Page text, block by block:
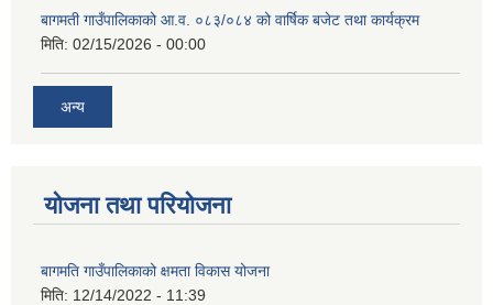
बागमती गाउँपालिकाको आ.व. ०८३/०८४ को वार्षिक बजेट तथा कार्यक्रम
मिति: 02/15/2026 - 00:00
अन्य
योजना तथा परियोजना
बागमति गाउँपालिकाको क्षमता विकास योजना
मिति: 12/14/2022 - 11:39